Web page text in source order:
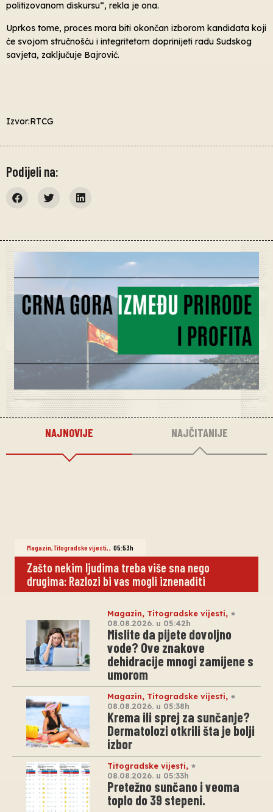
politizovanom diskursu“, rekla je ona.
Uprkos tome, proces mora biti okončan izborom kandidata koji
će svojom stručnošću i integritetom doprinijeti radu Sudskog
savjeta, zaključuje Bajrović.
Izvor:RTCG
Podijeli na:
NAJNOVIJE NAJČITANIJE
Magazin,Titogradske vijesti,, 05:53h
Zašto nekim ljudima treba više sna nego
drugima: Razlozi bi vas mogli iznenaditi
Magazin, Titogradske vijesti,
08.08.2026. u 05:42h
Mislite da pijete dovoljno
vode? Ove znakove
dehidracije mnogi zamijene s
umorom
Magazin, Titogradske vijesti,
08.08.2026. u 05:38h
Krema ili sprej za sunčanje?
Dermatolozi otkrili šta je bolji
izbor
Titogradske vijesti,
08.08.2026. u 05:33h
Pretežno sunčano i veoma
toplo do 39 stepeni.